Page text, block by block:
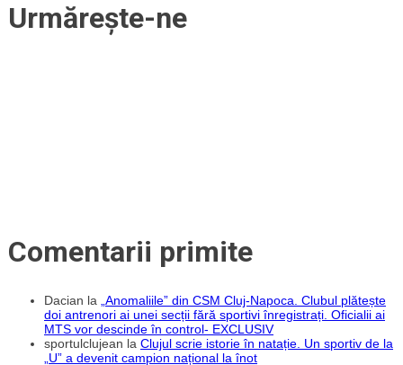
Urmărește-ne
Comentarii primite
Dacian la
„Anomaliile” din CSM Cluj-Napoca. Clubul plătește
doi antrenori ai unei secții fără sportivi înregistrați. Oficialii ai
MTS vor descinde în control- EXCLUSIV
sportulclujean la Clujul scrie istorie în natație. Un sportiv de la
„U” a devenit campion național la înot